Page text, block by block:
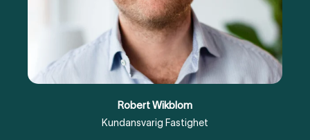
Robert Wikblom
Kundansvarig Fastighet